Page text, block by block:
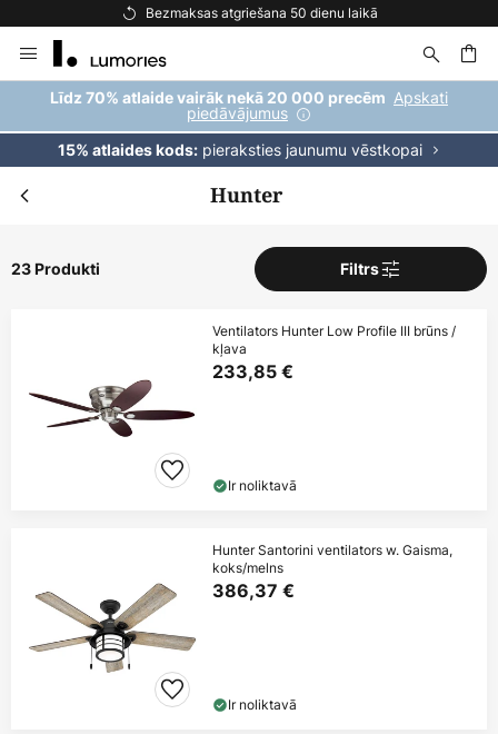
Bezmaksas atgriešana 50 dienu laikā
to
Content
Līdz 70% atlaide vairāk nekā 20 000 precēm Apskati
piedāvājumus
15% atlaides kods:pieraksties jaunumu vēstkopai
Hunter
23 Produkti Filtrs
Ventilators Hunter Low Profile III brūns /
kļava
233,85 €
Ir noliktavā
Hunter Santorini ventilators w. Gaisma,
koks/melns
386,37 €
Ir noliktavā